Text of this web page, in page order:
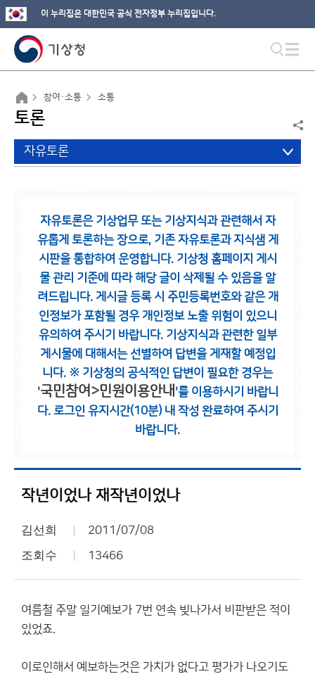
이 누리집은 대한민국 공식 전자정부 누리집입니다.
참여·소통 소통
토론
자유토론
자유토론은 기상업무 또는 기상지식과 관련해서 자
유롭게 토론하는 장으로, 기존 자유토론과 지식샘 게
시판을 통합하여 운영합니다. 기상청 홈페이지 게시
물 관리 기준에 따라 해당 글이 삭제될 수 있음을 알
려드립니다. 게시글 등록 시 주민등록번호와 같은 개
인정보가 포함될 경우 개인정보 노출 위험이 있으니
유의하여 주시기 바랍니다. 기상지식과 관련한 일부
게시물에 대해서는 선별하여 답변을 게재할 예정입
니다. ※ 기상청의 공식적인 답변이 필요한 경우는
'국민참여>민원이용안내 '를 이용하시기 바랍니
다. 로그인 유지시간(10분) 내 작성 완료하여 주시기
바랍니다.
작년이었나 재작년이었나
김선희 2011/07/08
조회수 13466
여름철 주말 일기예보가 7번 연속 빚나가서 비판받은 적이
있었죠.
이로인해서 예보하는것은 가치가 없다고 평가가 나오기도